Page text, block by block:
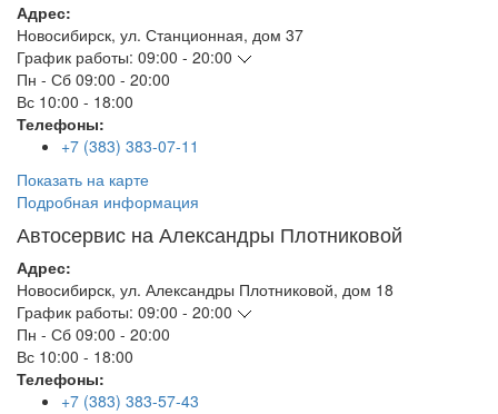
Адрес:
Новосибирск, ул. Станционная, дом 37
График работы: 09:00 - 20:00
Пн - Сб 09:00 - 20:00
Вс 10:00 - 18:00
Телефоны:
+7 (383) 383-07-11
Показать на карте
Подробная информация
Автосервис на Александры Плотниковой
Адрес:
Новосибирск, ул. Александры Плотниковой, дом 18
График работы: 09:00 - 20:00
Пн - Сб 09:00 - 20:00
Вс 10:00 - 18:00
Телефоны:
+7 (383) 383-57-43